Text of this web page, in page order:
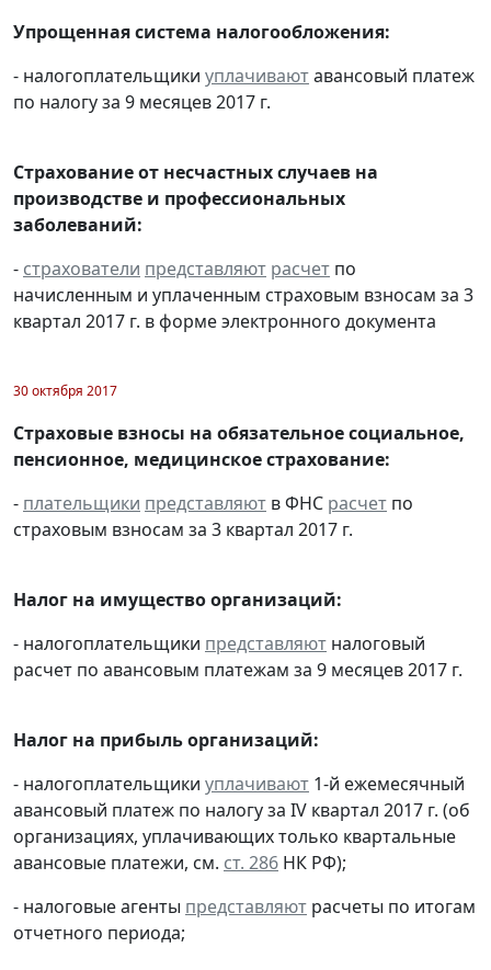
Упрощенная система налогообложения:
- налогоплательщики уплачиваютавансовый платеж
по налогу за 9 месяцев 2017 г.
Страхование от несчастных случаев на
производстве и профессиональных
заболеваний:
- страхователи представляют расчет по
начисленным и уплаченным страховым взносам за 3
квартал 2017 г. в форме электронного документа
30 октября 2017
Страховые взносы на обязательное социальное,
пенсионное, медицинское страхование:
- плательщики представляют в ФНС расчет по
страховым взносам за 3 квартал 2017 г.
Налог на имущество организаций:
- налогоплательщики представляют налоговый
расчет по авансовым платежам за 9 месяцев 2017 г.
Налог на прибыль организаций:
- налогоплательщики уплачивают 1-й ежемесячный
авансовый платеж по налогу за IV квартал 2017 г. (об
организациях, уплачивающих только квартальные
авансовые платежи, см. ст. 286 НК РФ);
- налоговые агенты представляют расчеты по итогам
отчетного периода;